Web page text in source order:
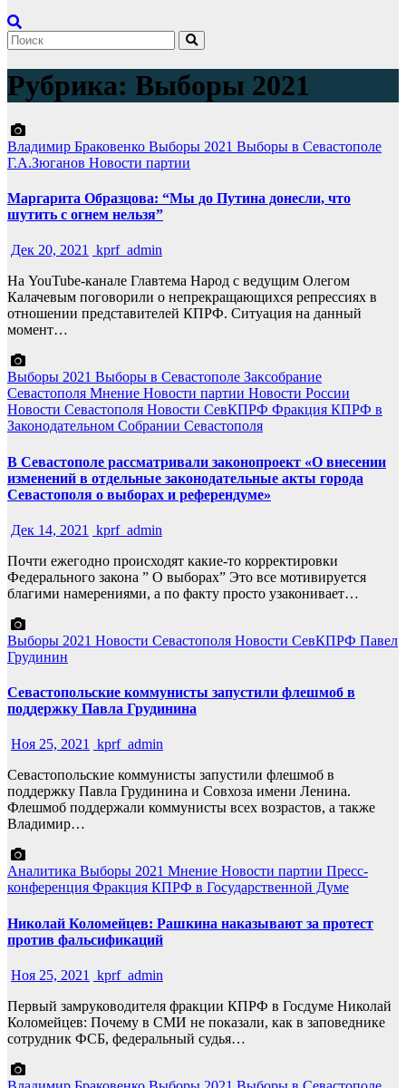
Рубрика: Выборы 2021
Владимир Браковенко Выборы 2021 Выборы в Севастополе
Г.А.Зюганов Новости партии
Маргарита Образцова: “Мы до Путина донесли, что
шутить с огнем нельзя”
Дек 20, 2021 kprf_admin
На YouTube-канале Главтема Народ с ведущим Олегом
Калачевым поговорили о непрекращающихся репрессиях в
отношении представителей КПРФ. Ситуация на данный
момент…
Выборы 2021 Выборы в Севастополе Заксобрание
Севастополя Мнение Новости партии Новости России
Новости Севастополя Новости СевКПРФ Фракция КПРФ в
Законодательном Собрании Севастополя
В Севастополе рассматривали законопроект «О внесении
изменений в отдельные законодательные акты города
Севастополя о выборах и референдуме»
Дек 14, 2021
kprf_admin
Почти ежегодно происходят какие-то корректировки
Федерального закона ” О выборах” Это все мотивируется
благими намерениями, а по факту просто узаконивает…
Выборы 2021 Новости Севастополя Новости СевКПРФ Павел
Грудинин
Севастопольские коммунисты запустили флешмоб в
поддержку Павла Грудинина
Ноя 25, 2021 kprf_admin
Севастопольские коммунисты запустили флешмоб в
поддержку Павла Грудинина и Совхоза имени Ленина.
Флешмоб поддержали коммунисты всех возрастов, а также
Владимир…
Аналитика Выборы 2021 Мнение Новости партии Пресс-
конференция Фракция КПРФ в Государственной Думе
Николай Коломейцев: Рашкина наказывают за протест
против фальсификаций
Ноя 25, 2021
kprf_admin
Первый замруководителя фракции КПРФ в Госдуме Николай
Коломейцев: Почему в СМИ не показали, как в заповеднике
сотрудник ФСБ, федеральный судья…